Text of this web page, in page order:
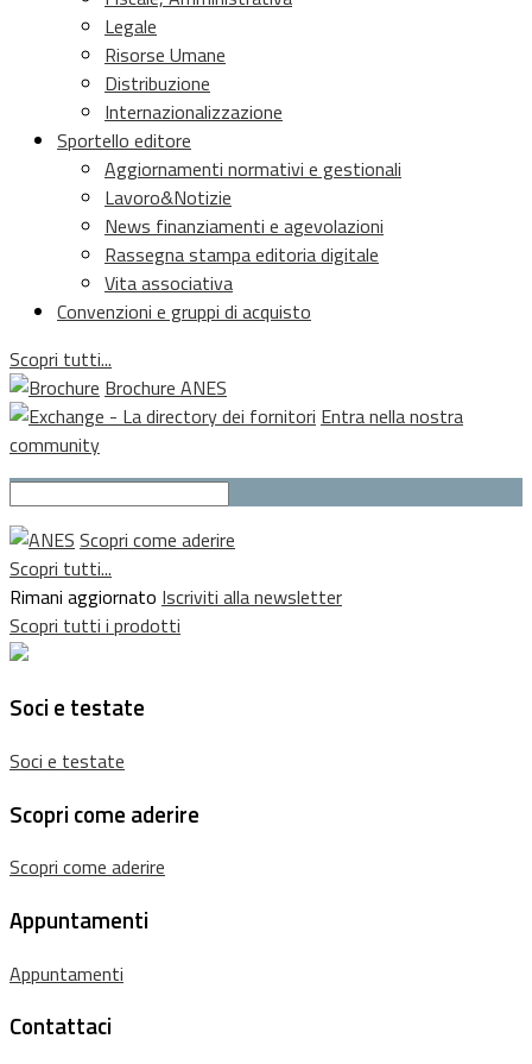
Legale
Risorse Umane
Distribuzione
Internazionalizzazione
Sportello editore
Aggiornamenti normativi e gestionali
Lavoro&Notizie
News finanziamenti e agevolazioni
Rassegna stampa editoria digitale
Vita associativa
Convenzioni e gruppi di acquisto
Scopri tutti...
Brochure ANES
Entra nella nostra
community
Scopri come aderire
Scopri tutti...
Rimani aggiornato Iscriviti alla newsletter
Scopri tutti i prodotti
Soci e testate
Soci e testate
Scopri come aderire
Scopri come aderire
Appuntamenti
Appuntamenti
Contattaci